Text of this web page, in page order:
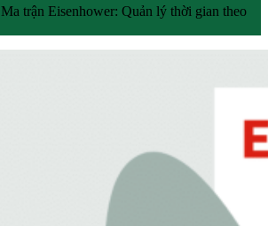
Ma trận Eisenhower: Quản lý thời gian theo